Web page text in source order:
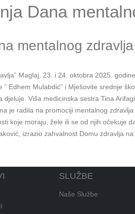
Dana
mentalnog zdravlja
Maglaj, 23. i 24. oktobra 2025.
Edhem Mulabdić” i Mješovite srednje
Viša medicinska sestra Tina
je radila na promociji mentalnog zdravlja
koje moraju, žele ili se od njih očekuje
izrazio zahvalnost Domu zdravlja
SLUŽBE
Naše Službe